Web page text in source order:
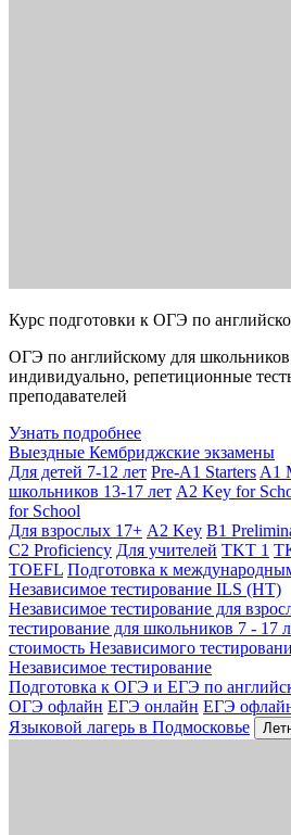
Курс подготовки к ОГЭ по
ОГЭ по английскому для школьников
индивидуально, репетиционные
преподавателей
Узнать подробнее
Выездные Кембриджские экзамены
Для детей 7-12 лет Pre-A1 Starters A1
школьников 13-17 лет A2 Key for
for School
Для взрослых 17+ A2 Key B1
C2 Proficiency Для учителей TKT 1
TOEFL Подготовка к
Независимое тестирование ILS (НТ)
Независимое тестирование для
тестирование для школьников 7 - 17
стоимость Независимого
Независимое тестирование
Подготовка к ОГЭ и ЕГЭ по
ОГЭ офлайн ЕГЭ онлайн ЕГЭ
Языковой лагерь в Подмосковье